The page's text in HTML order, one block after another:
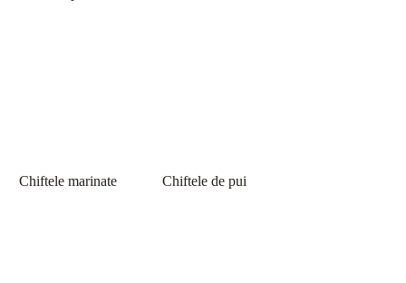
Chiftele marinate Chiftele de pui